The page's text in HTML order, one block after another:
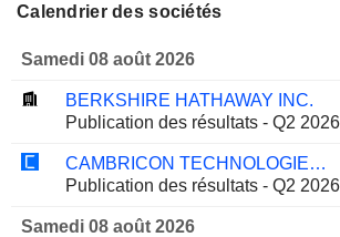
Calendrier des sociétés
Samedi 08 août 2026
BERKSHIRE HATHAWAY INC.
Publication des résultats - Q2 2026
CAMBRICON TECHNOLOGIES CORPORATION LIMITED
Publication des résultats - Q2 2026
Samedi 08 août 2026